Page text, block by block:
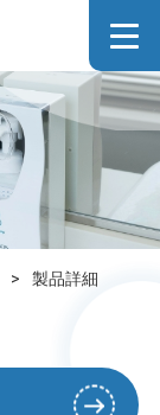
> 製品詳細